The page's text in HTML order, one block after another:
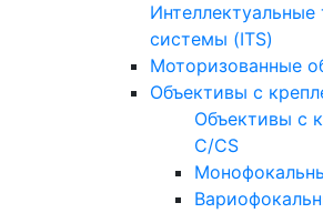
системы (ITS)
Моторизованные
Объективы с
Объективы с
C/CS